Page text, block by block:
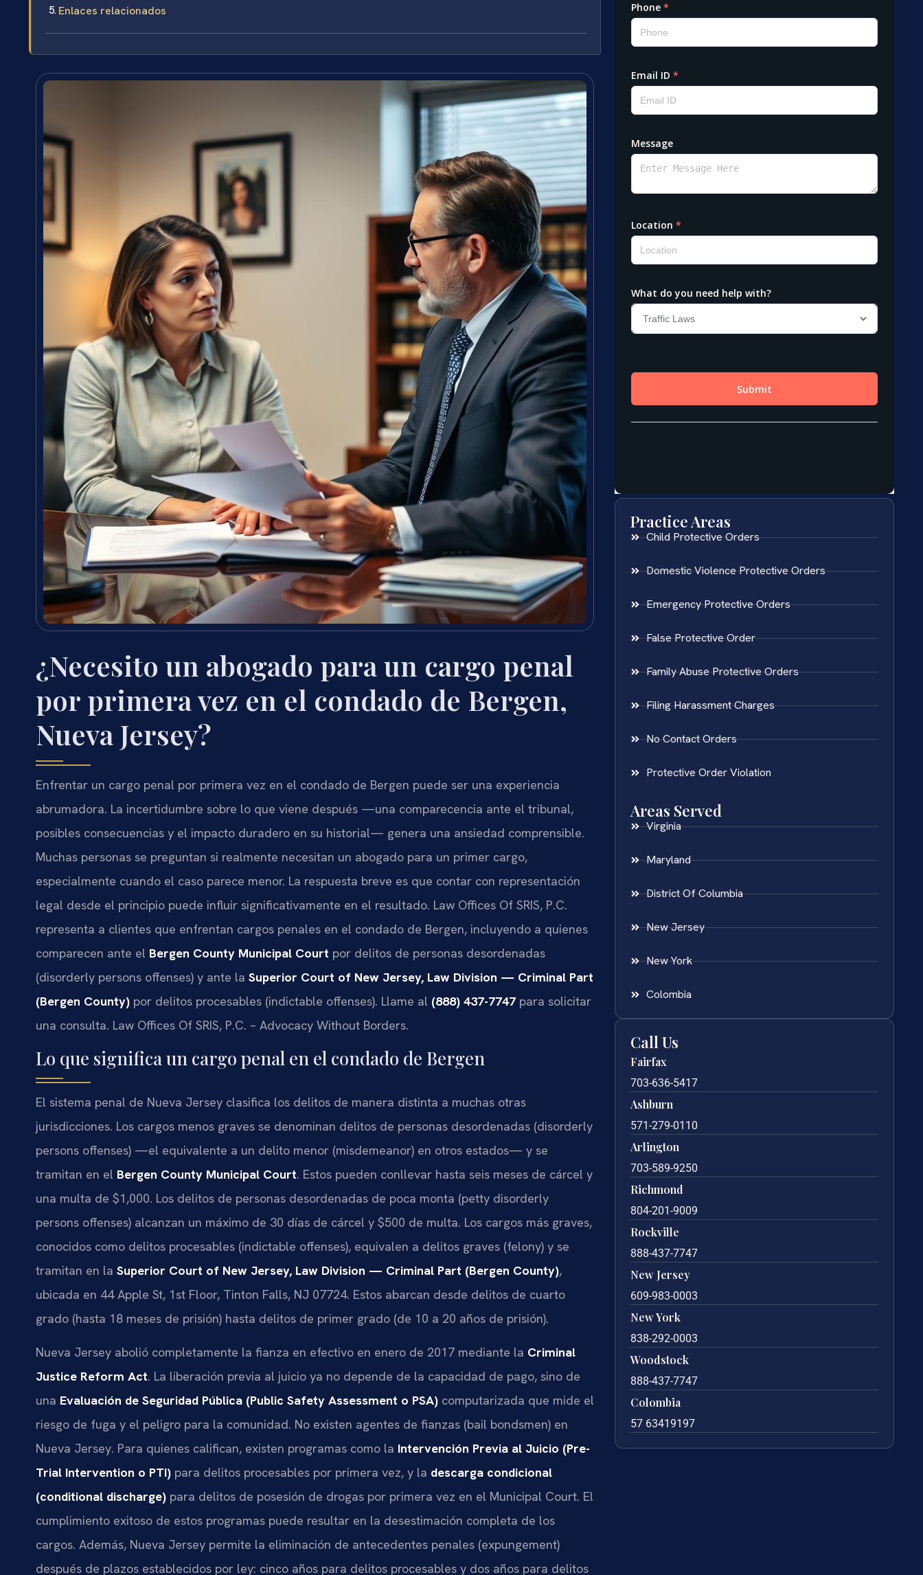
Enlaces relacionados
¿Necesito un abogado para un cargo penal
por primera vez en el condado de Bergen,
Nueva Jersey?
Enfrentar un cargo penal por primera vez en el condado de Bergen puede ser una experiencia
abrumadora. La incertidumbre sobre lo que viene después —una comparecencia ante el tribunal,
posibles consecuencias y el impacto duradero en su historial— genera una ansiedad comprensible.
Muchas personas se preguntan si realmente necesitan un abogado para un primer cargo,
especialmente cuando el caso parece menor. La respuesta breve es que contar con representación
legal desde el principio puede influir significativamente en el resultado. Law Offices Of SRIS, P.C.
representa a clientes que enfrentan cargos penales en el condado de Bergen, incluyendo a quienes
comparecen ante el Bergen County Municipal Court por delitos de personas desordenadas
(disorderly persons offenses) y ante la Superior Court of New Jersey, Law Division — Criminal Part
(Bergen County) por delitos procesables (indictable offenses). Llame al (888) 437-7747 para solicitar
una consulta. Law Offices Of SRIS, P.C. – Advocacy Without Borders.
Lo que significa un cargo penal en el condado de Bergen
El sistema penal de Nueva Jersey clasifica los delitos de manera distinta a muchas otras
jurisdicciones. Los cargos menos graves se denominan delitos de personas desordenadas (disorderly
persons offenses) —el equivalente a un delito menor (misdemeanor) en otros estados— y se
tramitan en el Bergen County Municipal Court. Estos pueden conllevar hasta seis meses de cárcel y
una multa de $1,000. Los delitos de personas desordenadas de poca monta (petty disorderly
persons offenses) alcanzan un máximo de 30 días de cárcel y $500 de multa. Los cargos más graves,
conocidos como delitos procesables (indictable offenses), equivalen a delitos graves (felony) y se
tramitan en la Superior Court of New Jersey, Law Division — Criminal Part (Bergen County),
ubicada en 44 Apple St, 1st Floor, Tinton Falls, NJ 07724. Estos abarcan desde delitos de cuarto
grado (hasta 18 meses de prisión) hasta delitos de primer grado (de 10 a 20 años de prisión).
Nueva Jersey abolió completamente la fianza en efectivo en enero de 2017 mediante la Criminal
Justice Reform Act. La liberación previa al juicio ya no depende de la capacidad de pago, sino de
una Evaluación de Seguridad Pública (Public Safety Assessment o PSA) computarizada que mide el
riesgo de fuga y el peligro para la comunidad. No existen agentes de fianzas (bail bondsmen) en
Nueva Jersey. Para quienes califican, existen programas como la Intervención Previa al Juicio (Pre-
Trial Intervention o PTI) para delitos procesables por primera vez, y la descarga condicional
(conditional discharge) para delitos de posesión de drogas por primera vez en el Municipal Court. El
cumplimiento exitoso de estos programas puede resultar en la desestimación completa de los
cargos. Además, Nueva Jersey permite la eliminación de antecedentes penales (expungement)
después de plazos establecidos por ley: cinco años para delitos procesables y dos años para delitos
Practice Areas
Child Protective Orders
Domestic Violence Protective Orders
Emergency Protective Orders
False Protective Order
Family Abuse Protective Orders
Filing Harassment Charges
No Contact Orders
Protective Order Violation
Areas Served
Virginia
Maryland
District Of Columbia
New Jersey
New York
Colombia
Call Us
Fairfax
703-636-5417
Ashburn
571-279-0110
Arlington
703-589-9250
Richmond
804-201-9009
Rockville
888-437-7747
New Jersey
609-983-0003
New York
838-292-0003
Woodstock
888-437-7747
Colombia
57 63419197